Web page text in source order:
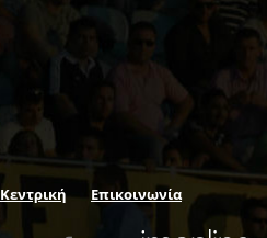
Κεντρική Επικοινωνία